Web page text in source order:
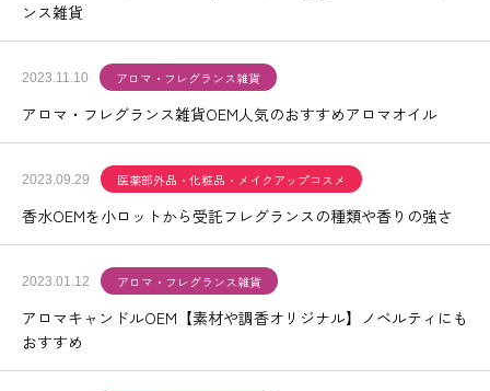
ンス雑貨
2023.11.10 アロマ・フレグランス雑貨
アロマ・フレグランス雑貨OEM人気のおすすめアロマオイル
2023.09.29 医薬部外品・化粧品・メイクアップコスメ
香水OEMを小ロットから受託フレグランスの種類や香りの強さ
2023.01.12 アロマ・フレグランス雑貨
アロマキャンドルOEM【素材や調香オリジナル】ノベルティにも
おすすめ